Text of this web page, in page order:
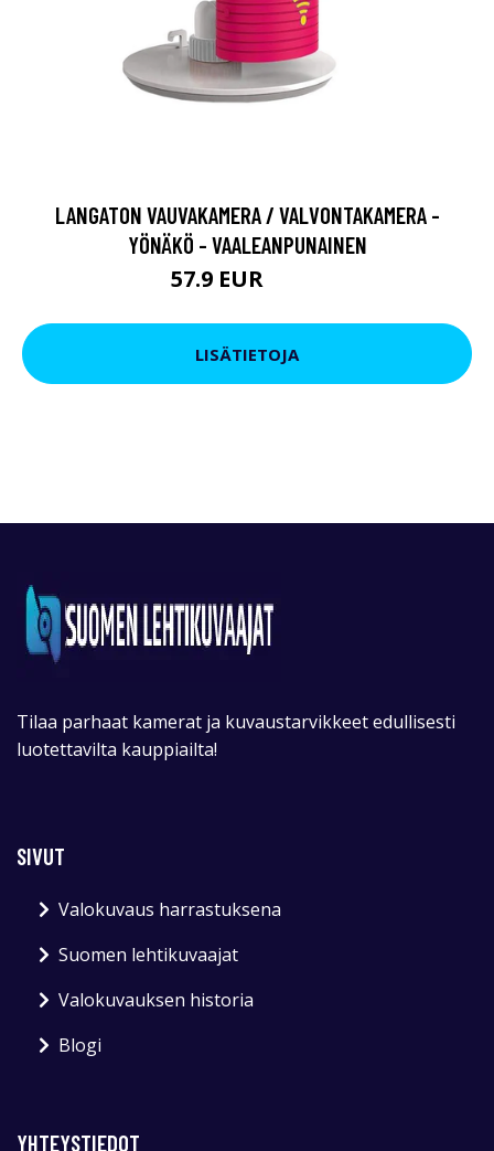
LANGATON VAUVAKAMERA / VALVONTAKAMERA -
YÖNÄKÖ - VAALEANPUNAINEN
57.9 EUR
LISÄTIETOJA
Tilaa parhaat kamerat ja kuvaustarvikkeet edullisesti
luotettavilta kauppiailta!
SIVUT
Valokuvaus harrastuksena
Suomen lehtikuvaajat
Valokuvauksen historia
Blogi
YHTEYSTIEDOT